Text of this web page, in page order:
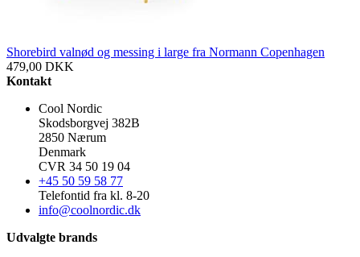
Shorebird valnød og messing i large fra Normann Copenhagen
479,00 DKK
Kontakt
Cool Nordic
Skodsborgvej 382B
2850 Nærum
Denmark
CVR 34 50 19 04
+45 50 59 58 77
Telefontid fra kl. 8-20
info@coolnordic.dk
Udvalgte brands